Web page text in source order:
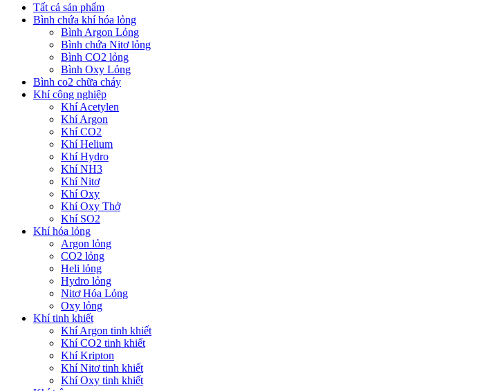
Tất cả sản phẩm
Bình chứa khí hóa lỏng
Bình Argon Lỏng
Bình chứa Nitơ lỏng
Bình CO2 lỏng
Bình Oxy Lỏng
Bình co2 chữa cháy
Khí công nghiệp
Khí Acetylen
Khí Argon
Khí CO2
Khí Helium
Khí Hydro
Khí NH3
Khí Nitơ
Khí Oxy
Khí Oxy Thở
Khí SO2
Khí hóa lỏng
Argon lỏng
CO2 lỏng
Heli lỏng
Hydro lỏng
Nitơ Hóa Lỏng
Oxy lỏng
Khí tinh khiết
Khí Argon tinh khiết
Khí CO2 tinh khiết
Khí Kripton
Khí Nitơ tinh khiết
Khí Oxy tinh khiết